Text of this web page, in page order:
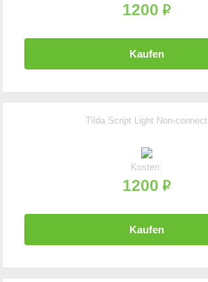
1200
Kaufen
Tilda Script Light Non-connect
Kosten:
1200
Kaufen